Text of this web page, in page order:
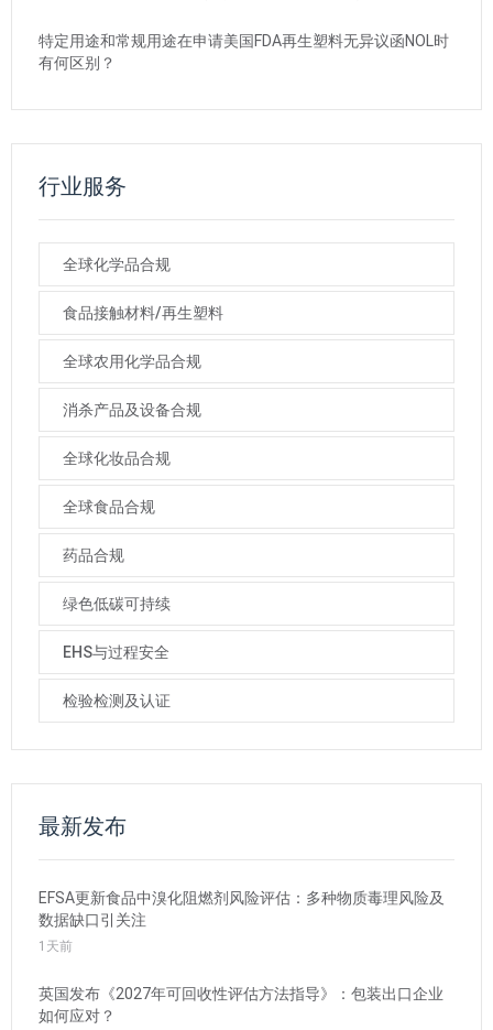
特定用途和常规用途在申请美国FDA再生塑料无异议函NOL时
有何区别？
行业服务
全球化学品合规
食品接触材料/再生塑料
全球农用化学品合规
消杀产品及设备合规
全球化妆品合规
全球食品合规
药品合规
绿色低碳可持续
EHS与过程安全
检验检测及认证
最新发布
EFSA更新食品中溴化阻燃剂风险评估：多种物质毒理风险及
数据缺口引关注
1天前
英国发布《2027年可回收性评估方法指导》：包装出口企业
如何应对？